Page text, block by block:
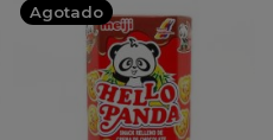
Agotado